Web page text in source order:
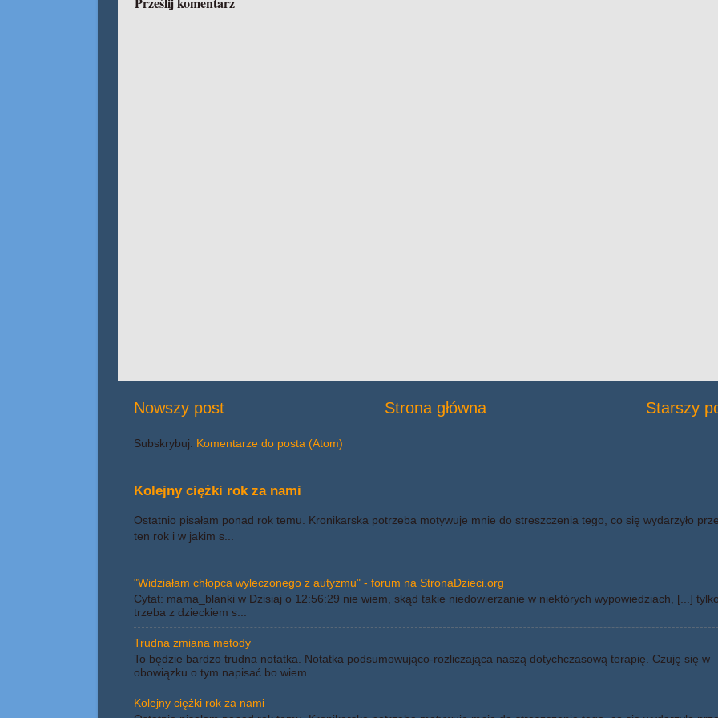
Nowszy post Starszy
Strona główna
Subskrybuj: Komentarze do posta (Atom)
Kolejny ciężki rok za nami
Ostatnio pisałam ponad rok temu. Kronikarska potrzeba motywuje mnie do streszczenia tego, co się wydarzyło
ten rok i w jakim s...
"Widziałam chłopca wyleczonego z autyzmu" - forum na StronaDzieci.org
Cytat: mama_blanki w Dzisiaj o 12:56:29 nie wiem, skąd takie niedowierzanie w niektórych wypowiedziach, [...] tylko
trzeba z dzieckiem s...
Trudna zmiana metody
To będzie bardzo trudna notatka. Notatka podsumowująco-rozliczająca naszą dotychczasową terapię. Czuję się w
obowiązku o tym napisać bo wiem...
Kolejny ciężki rok za nami